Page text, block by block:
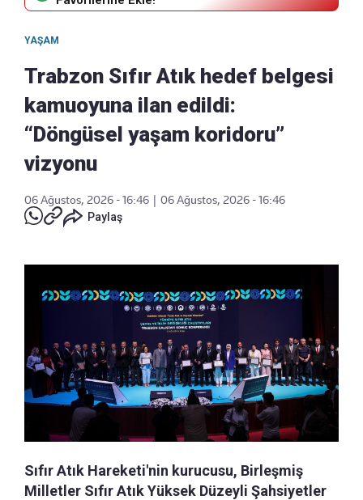
YAŞAM
Trabzon Sıfır Atık hedef belgesi
kamuoyuna ilan edildi:
“Döngüsel yaşam koridoru”
vizyonu
06 Ağustos, 2026 - 16:46
06 Ağustos, 2026 - 16:46
Paylaş
Sıfır Atık Hareketi'nin kurucusu, Birleşmiş
Milletler Sıfır Atık Yüksek Düzeyli Şahsiyetler